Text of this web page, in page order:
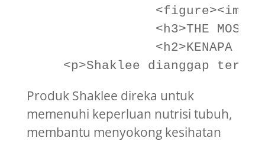
Produk Shaklee direka untuk
memenuhi keperluan nutrisi tubuh,
membantu menyokong kesihatan